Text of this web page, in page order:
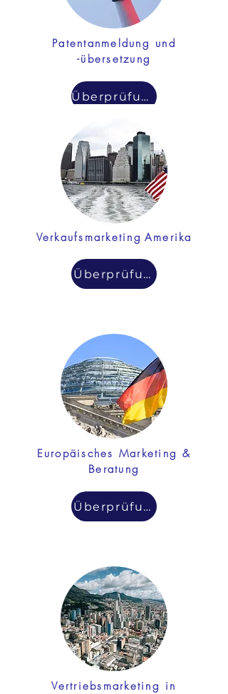
Patentanmeldung und
-übersetzung
Überprüfung
Verkaufsmarketing Amerika
Überprüfung
Europäisches Marketing &
Beratung
Überprüfung
Vertriebsmarketing in